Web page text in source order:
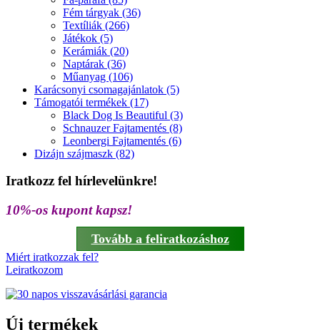
Fém tárgyak (36)
Textíliák (266)
Játékok (5)
Kerámiák (20)
Naptárak (36)
Műanyag (106)
Karácsonyi csomagajánlatok (5)
Támogatói termékek (17)
Black Dog Is Beautiful (3)
Schnauzer Fajtamentés (8)
Leonbergi Fajtamentés (6)
Dizájn szájmaszk (82)
Iratkozz fel hírlevelünkre!
10%-os kupont kapsz!
Tovább a feliratkozáshoz
Miért iratkozzak fel?
Leiratkozom
Új termékek